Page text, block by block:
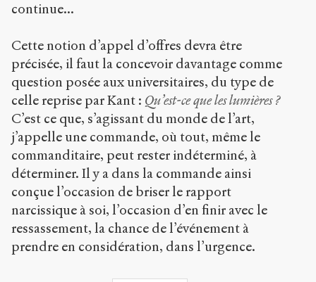
continue...
Cette notion d’appel d’offres devra être
précisée, il faut la concevoir davantage comme
question posée aux universitaires, du type de
celle reprise par Kant : Qu’est-ce que les lumières ?
C’est ce que, s’agissant du monde de l’art,
j’appelle une commande, où tout, même le
commanditaire, peut rester indéterminé, à
déterminer. Il y a dans la commande ainsi
conçue l’occasion de briser le rapport
narcissique à soi, l’occasion d’en finir avec le
ressassement, la chance de l’événement à
prendre en considération, dans l’urgence.